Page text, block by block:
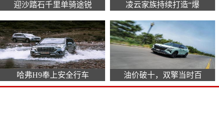
迎沙踏石千里单骑途锐 凌云家族持续打造“爆
哈弗H9奉上安全行车 油价破十，双擎当时百